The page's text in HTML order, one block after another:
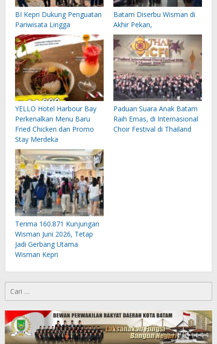
BI Kepri Dukung Penguatan
Pariwisata Lingga
Batam Diserbu Wisman di
Akhir Pekan,
YELLO Hotel Harbour Bay
Perkenalkan Menu Baru
Fried Chicken dan Promo
Stay Merdeka
Paduan Suara Anak Batam
Raih Emas, di Internasional
Choir Festival di Thailand
Terima 160.871 Kunjungan
Wisman Juni 2026, Tetap
Jadi Gerbang Utama
Wisman Kepri
untuk: